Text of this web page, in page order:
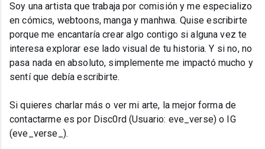
Soy una artista que trabaja por comisión y me especializo
en cómics, webtoons, manga y manhwa. Quise escribirte
porque me encantaría crear algo contigo si alguna vez te
interesa explorar ese lado visual de tu historia. Y si no, no
pasa nada en absoluto, simplemente me impactó mucho y
sentí que debía escribirte.
Si quieres charlar más o ver mi arte, la mejor forma de
contactarme es por Disc0rd (Usuario: eve_verse) o IG
(eve_verse_).